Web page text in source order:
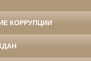
КОРРУПЦИИ